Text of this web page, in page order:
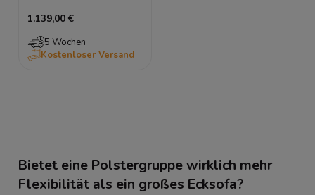
Wohnlandschaft
Holzbeine
1.139,00 €
5 Wochen
Kostenloser Versand
Bietet eine Polstergruppe wirklich mehr
Flexibilität als ein großes Ecksofa?